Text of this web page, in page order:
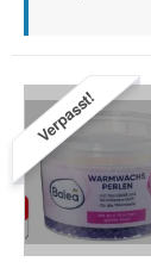
Verpasst!